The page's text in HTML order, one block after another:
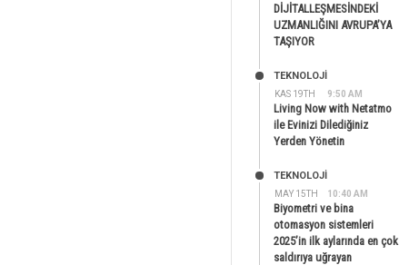
DİJİTALLEŞMESİNDEKİ
UZMANLIĞINI AVRUPA’YA
TAŞIYOR
KAS 19TH 9:50 AM
TEKNOLOJİ
Living Now with Netatmo
ile Evinizi Dilediğiniz
Yerden Yönetin
MAY 15TH 10:40 AM
TEKNOLOJİ
Biyometri ve bina
otomasyon sistemleri
2025’in ilk aylarında en çok
saldırıya uğrayan